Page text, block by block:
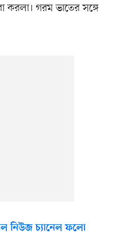
করলা। গরম ভাতের সঙ্গে
নিউজ চ্যানেল ফলো